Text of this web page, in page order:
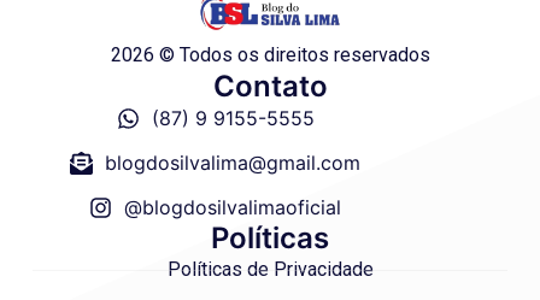
2026 © Todos os direitos reservados
Contato
(87) 9 9155-5555
blogdosilvalima@gmail.com
@blogdosilvalimaoficial
Políticas
Políticas de Privacidade